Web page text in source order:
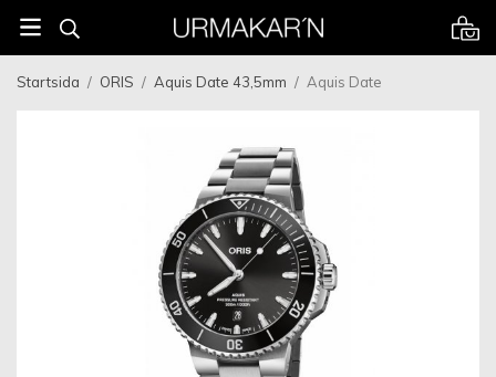
Startsida / ORIS / Aquis Date 43,5mm / Aquis Date